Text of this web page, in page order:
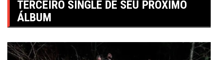
TERCEIRO SINGLE DE SEU PRÓXIMO
ÁLBUM